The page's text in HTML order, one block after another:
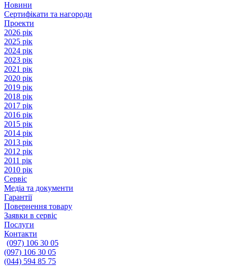
Новини
Сертифікати та нагороди
Проекти
2026 рік
2025 рік
2024 рік
2023 рік
2021 рік
2020 рік
2019 рік
2018 рік
2017 рік
2016 рік
2015 рік
2014 рік
2013 рік
2012 рік
2011 рік
2010 рік
Сервіс
Медіа та документи
Гарантії
Повернення товару
Заявки в сервіс
Послуги
Контакти
(097) 106 30 05
(097) 106 30 05
(044) 594 85 75